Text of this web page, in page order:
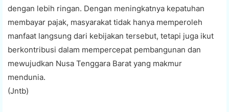
dengan lebih ringan. Dengan meningkatnya kepatuhan
membayar pajak, masyarakat tidak hanya memperoleh
manfaat langsung dari kebijakan tersebut, tetapi juga ikut
berkontribusi dalam mempercepat pembangunan dan
mewujudkan Nusa Tenggara Barat yang makmur
mendunia.
(Jntb)